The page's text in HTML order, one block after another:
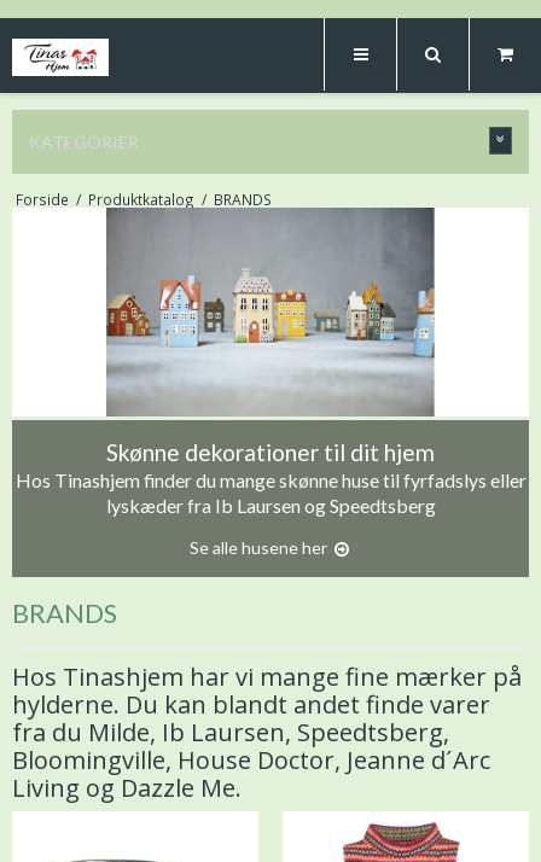
KATEGORIER
Forside / Produktkatalog / BRANDS
Skønne dekorationer til dit hjem
Hos Tinashjem finder du mange skønne huse til fyrfadslys eller
lyskæder fra Ib Laursen og Speedtsberg
Se alle husene her
BRANDS
Hos Tinashjem har vi mange fine mærker på
hylderne. Du kan blandt andet finde varer
fra du Milde, Ib Laursen, Speedtsberg,
Bloomingville, House Doctor, Jeanne d´Arc
Living og Dazzle Me.